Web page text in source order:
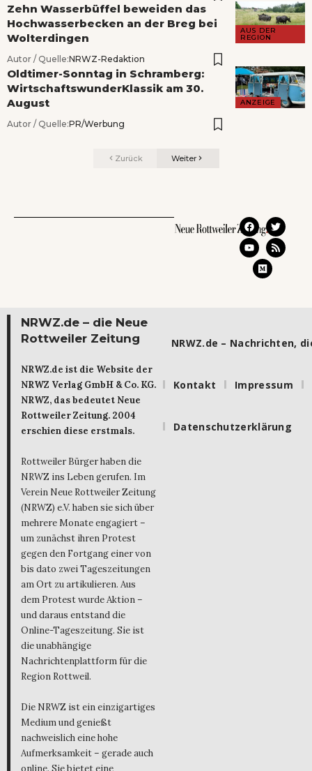
AUS DER
REGION
Zehn Wasserbüffel beweiden das
Hochwasserbecken an der Breg bei
Wolterdingen
Autor / Quelle:NRWZ-Redaktion
ANZEIGE
Oldtimer-Sonntag in Schramberg:
WirtschaftswunderKlassik am 30.
August
Autor / Quelle:PR/Werbung
Zurück Weiter
NRWZ.de – die Neue
Rottweiler Zeitung
NRWZ.de ist die Website der
NRWZ Verlag GmbH & Co. KG.
NRWZ, das bedeutet Neue
Rottweiler Zeitung. 2004
erschien diese erstmals.
Rottweiler Bürger haben die
NRWZ ins Leben gerufen. Im
Verein Neue Rottweiler Zeitung
(NRWZ) e.V. haben sie sich über
mehrere Monate engagiert –
um zunächst ihren Protest
gegen den Fortgang einer von
bis dato zwei Tageszeitungen
am Ort zu artikulieren. Aus
dem Protest wurde Aktion –
und daraus entstand die
Online-Tageszeitung. Sie ist
die unabhängige
Nachrichtenplattform für die
Region Rottweil.
Die NRWZ ist ein einzigartiges
Medium und genießt
nachweislich eine hohe
Aufmerksamkeit – gerade auch
NRWZ.de – Nachrichten,
Kontakt Impressum
Datenschutzerklärung